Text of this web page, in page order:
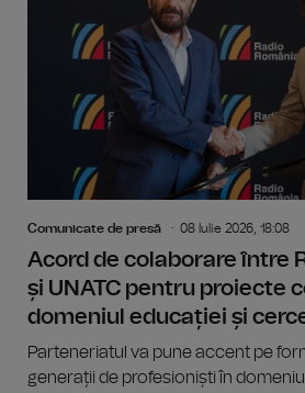
Comunicate de presă 08 Iulie 2026, 18:08
Acord de colaborare între
și UNATC pentru proiecte
domeniul educației și
Parteneriatul va pune accent pe
generații de profesioniști în